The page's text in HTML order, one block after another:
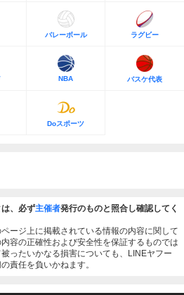
バレーボール ラグビー
NBA バスケ代表
Doスポーツ
、必ず主催者発行のものと照合し確認してく
ージ上に掲載されている情報の内容に関して
容の正確性および安全性を保証するものでは
ったいかなる損害についても、LINEヤフー
責任を負いかねます。